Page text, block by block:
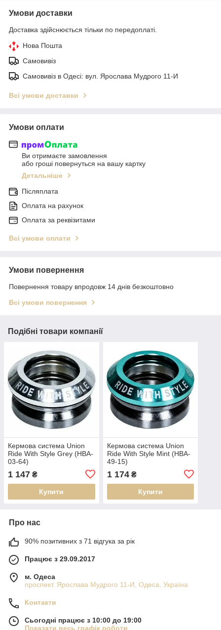
Умови доставки
Доставка здійснюється тільки по передоплаті.
Нова Пошта
Самовивіз
Самовивіз в Одесі: вул. Ярослава Мудрого 11-И
Всі умови доставки
Умови оплати
Ви отримаєте замовлення
або гроші повернуться на вашу картку
Детальніше
Післяплата
Оплата на рахунок
Оплата за реквізитами
Всі умови оплати
Умови повернення
Повернення товару впродовж 14 днів безкоштовно
Всі умови повернення
Подібні товари компанії
Кермова система Union
Ride With Style Grey (HBA-
03-64)
1 147 ₴
Купити
Кермова система Union
Ride With Style Mint (HBA-
49-15)
1 174₴
Купити
Про нас
90% позитивних з 71 відгука за рік
Працює з 29.09.2017
м. Одеса
проспект. Ярослава Мудрого 11-И, Одеса, Україна
Контакти
Сьогодні працює з 10:00 до 19:00
Показати весь графік роботи